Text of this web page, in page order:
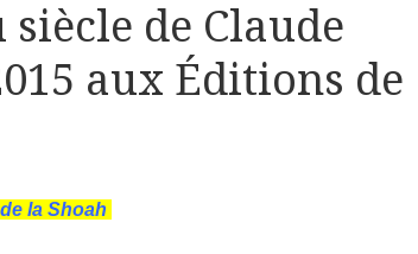
de Claude
aux Éditions de
la Shoah